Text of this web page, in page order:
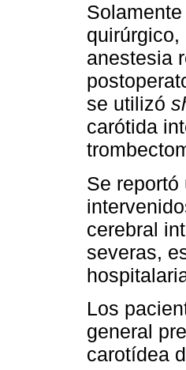
anestesia
se utilizó
carótida
Se
cerebral
severas,
Los
general
carotídea